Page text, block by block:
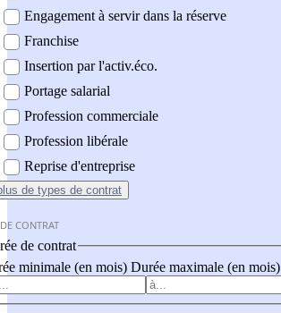
Engagement à servir dans la réserve
Franchise
Insertion par l'activ.éco.
Portage salarial
Profession commerciale
Profession libérale
Reprise d'entreprise
de types de contrat
CONTRAT
de contrat
minimale (en mois) Durée maximale (en mois)